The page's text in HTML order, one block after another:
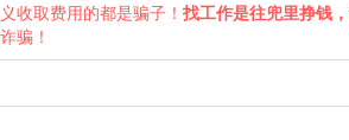
收取费用的都是骗子！ 找工作是往兜里挣钱
骗！